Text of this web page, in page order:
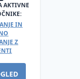
AKTIVNE
IN
Z